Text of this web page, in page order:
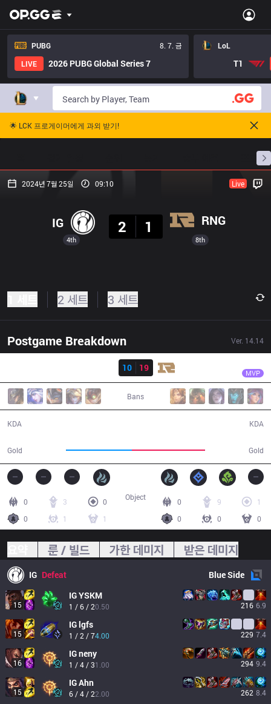
PUBG
8. 7. 금
LIVE
2026 PUBG Global Series 7
LoL
T1
🌟 LCK 프로게이머에게 과외 받기!
프로빌
2024년 7월 25일 09:10 Live
4th
IG
2
1 RNG
8th
2 세트 3 세트
Postgame Breakdown Ver. 14.14
10
19 MVP
Bans
KDA
Gold Gold
KDA
0 3
0
0
1 1
0 9
1
0
0 0
Object
룬 / 빌드 가한 데미지 받은 데미지
IG Defeat BlueSide
15
IGYSKM
1 / 6 / 20.50 216 6.9
15
IGlgfs
1 / 2 / 74.00 229 7.4
16
IGneny
1 / 4 / 31.00 294 9.4
15
IGAhn
6 / 4 / 22.00 262 8.4